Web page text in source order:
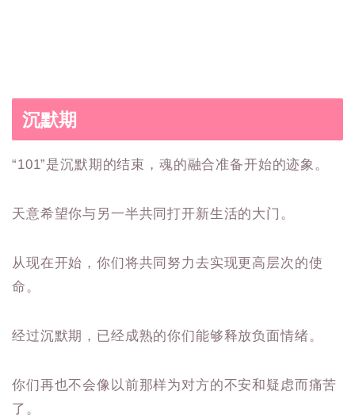
沉默期
“101”是沉默期的结束，魂的融合准备开始的迹象。
天意希望你与另一半共同打开新生活的大门。
从现在开始，你们将共同努力去实现更高层次的使
命。
经过沉默期，已经成熟的你们能够释放负面情绪。
你们再也不会像以前那样为对方的不安和疑虑而痛苦
了。